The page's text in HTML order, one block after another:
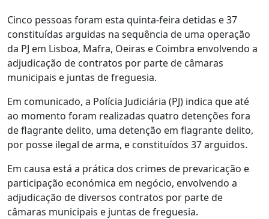
Cinco pessoas foram esta quinta-feira detidas e 37
constituídas arguidas na sequência de uma operação
da PJ em Lisboa, Mafra, Oeiras e Coimbra envolvendo a
adjudicação de contratos por parte de câmaras
municipais e juntas de freguesia.
Em comunicado, a Polícia Judiciária (PJ) indica que até
ao momento foram realizadas quatro detenções fora
de flagrante delito, uma detenção em flagrante delito,
por posse ilegal de arma, e constituídos 37 arguidos.
Em causa está a prática dos crimes de prevaricação e
participação económica em negócio, envolvendo a
adjudicação de diversos contratos por parte de
câmaras municipais e juntas de freguesia.